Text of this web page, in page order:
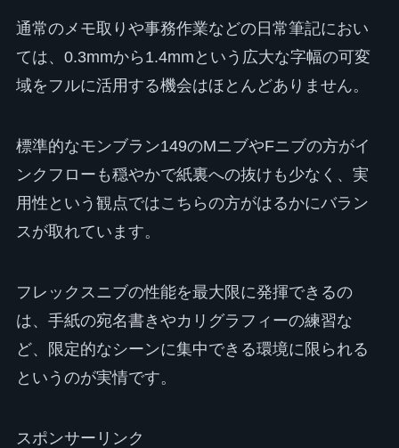
通常のメモ取りや事務作業などの日常筆記におい
ては、0.3mmから1.4mmという広大な字幅の可変
域をフルに活用する機会はほとんどありません。
標準的なモンブラン149のMニブやFニブの方がイ
ンクフローも穏やかで紙裏への抜けも少なく、実
用性という観点ではこちらの方がはるかにバラン
スが取れています。
フレックスニブの性能を最大限に発揮できるの
は、手紙の宛名書きやカリグラフィーの練習な
ど、限定的なシーンに集中できる環境に限られる
というのが実情です。
スポンサーリンク